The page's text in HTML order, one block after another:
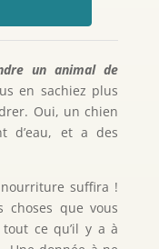
un animal de
en sachiez plus
Oui, un chien
d’eau, et a des
suffira !
choses que vous
ce qu’il y a à